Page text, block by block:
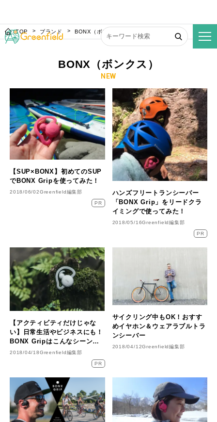
TOP ブランド BONX（ボンクス）
BONX（ボンクス）
NEW
【SUP×BONX】初めてのSUP
でBONX Gripを使ってみた！
2018/06/02Greenfield編集部
PR
ハンズフリートランシーバー
「BONX Grip」をリードクラ
イミングで使ってみた！
2018/05/16Greenfield編集部
PR
【アクティビティだけじゃな
い】日常生活やビジネスにも！
BONX Gripはこんなシーンで
使える！
2018/04/18Greenfield編集部
PR
サイクリング中もOK！おすす
めイヤホン＆ウェアラブルトラ
ンシーバー
2018/04/12Greenfield編集部